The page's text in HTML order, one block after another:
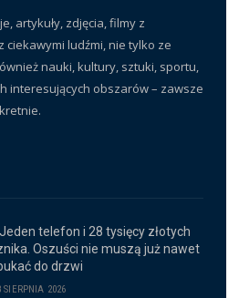
artykuły, zdjęcia, filmy z
ciekawymi ludźmi, nie tylko ze
nauki, kultury, sztuki, sportu,
interesujących obszarów – zawsze
Jeden telefon i 28 tysięcy złotych
Oszuści nie muszą już nawet
do drzwi
SIERPNIA 2026